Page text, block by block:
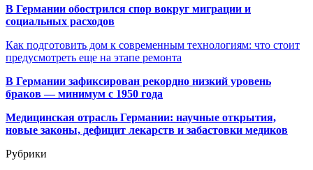
В Германии обострился спор вокруг миграции и
социальных расходов
Как подготовить дом к современным технологиям: что стоит
предусмотреть еще на этапе ремонта
В Германии зафиксирован рекордно низкий уровень
браков — минимум с 1950 года
Медицинская отрасль Германии: научные открытия,
новые законы, дефицит лекарств и забастовки медиков
Рубрики